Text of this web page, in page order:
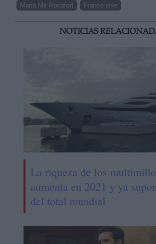
Maria Mir Rocafort
Franco vive
NOTICIAS
La riqueza de los
aumenta en 2021 y ya
del total mundial